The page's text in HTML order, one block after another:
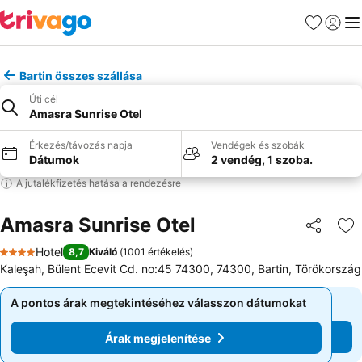
Kedvencek
Bartin összes szállása
Úti cél
Amasra Sunrise Otel
Érkezés/távozás napja
Dátumok
Vendégek és szobák
2 vendég, 1 szoba.
A jutalékfizetés hatása a rendezésre
Amasra Sunrise Otel
4 Kategória
Hotel 8,7 Kiváló (1001 értékelés)
Kaleşah, Bülent Ecevit Cd. no:45 74300, 74300, Bartin, Törökország
A pontos árak megtekintéséhez válasszon dátumokat
Árak megjelenítése
A pontos árak megtekintéséhez válasszon dátumokat
Árak megjelenítése